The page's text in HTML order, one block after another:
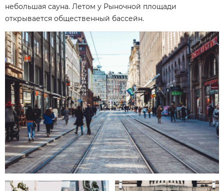
небольшая сауна. Летом у Рыночной площади
открывается общественный бассейн.